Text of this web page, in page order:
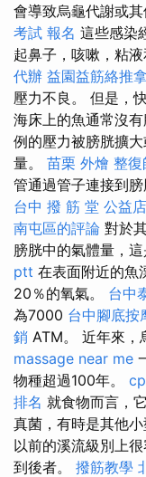
會導致烏龜代謝或
考試 報名 這些感染
起鼻子，咳嗽，粘
代辦 益園益筋絡推拿
壓力不良。 但是，
海床上的魚通常沒有
例的壓力被膀胱擴
量。 苗栗 外燴 整復
管通過管子連接到膀
台中 撥 筋 堂 公益
南屯區的評論 對於
膀胱中的氣體量，
ptt 在表面附近的魚
20％的氧氣。 台中
為7000 台中腳底按
銷 ATM。 近年來，
massage near me
物種超過100年。
排名 就食物而言，
真菌，有時是其他
以前的溪流級別上
到後者。 撥筋教學